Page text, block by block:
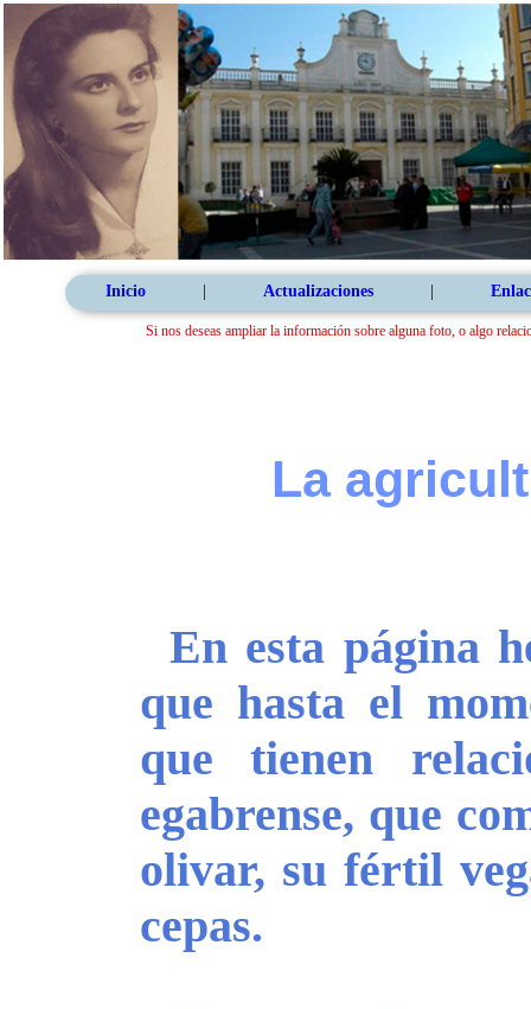
Inicio Actualizaciones
Si nos deseas ampliar la información sobre alguna foto, o algo
La
En esta página
que hasta el
que tienen
egabrense, que
olivar, su fértil
cepas.